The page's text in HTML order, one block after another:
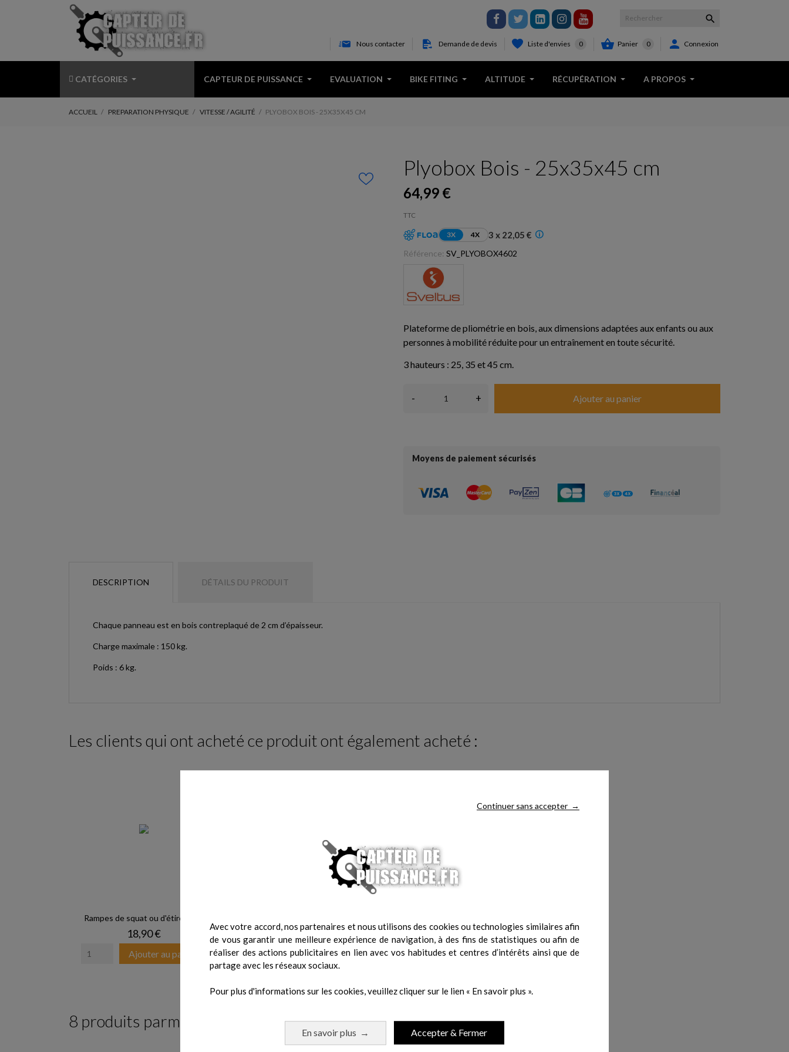
Continuer sans accepter →
Avec votre accord, nos partenaires et nous utilisons des cookies ou technologies similaires afin
de vous garantir une meilleure expérience de navigation, à des fins de statistiques ou afin de
réaliser des actions publicitaires en lien avec vos habitudes et centres d’intérêts ainsi que de
partage avec les réseaux sociaux.
Pour plus d'informations sur les cookies, veuillez cliquer sur le lien « En savoir plus ».
En savoir plus → Accepter & Fermer

Nous contacter Demande de devis Liste d'envies 0  Panier 0  Connexion
CATÉGORIES CAPTEUR DE PUISSANCE EVALUATION BIKE FITING ALTITUDE RÉCUPÉRATION A PROPOS
ACCUEIL PREPARATION PHYSIQUE VITESSE / AGILITÉ PLYOBOX BOIS - 25X35X45 CM
Plyobox Bois - 25x35x45 cm
64,99 €
TTC
3X 4X 3 x 22,05 €
Référence: SV_PLYOBOX4602
Plateforme de pliométrie en bois, aux dimensions adaptées aux enfants ou aux
personnes à mobilité réduite pour un entraînement en toute sécurité.
3 hauteurs : 25, 35 et 45 cm.
- + Ajouter au panier
Moyens de paiement sécurisés
DESCRIPTION DÉTAILS DU PRODUIT
Chaque panneau est en bois contreplaqué de 2 cm d’épaisseur.
Charge maximale : 150 kg.
Poids : 6 kg.
Les clients qui ont acheté ce produit ont également acheté :
Rampes de squat ou d'étirement
Prix
18,90 €
Ajouter au panier
8 produits parmi ceux de la même catégorie :